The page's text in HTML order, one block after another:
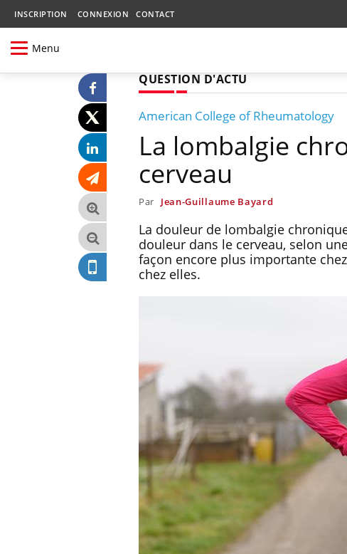
INSCRIPTION CONNEXION CONTACT
Menu
QUESTION D'ACTU
American College of Rheumatology
La lombalgie
cerveau
Par Jean-Guillaume Bayard
La douleur de lombalgie
douleur dans le cerveau, selon
façon encore plus importante
chez elles.
Comment oublier les
écrans en vacances ?
Toujours connectés :
comment le travail
empiète de plus en plus
sur nos soirées
Cancer colorectal : une
stratégie simple aurait
changé la donne au Pays